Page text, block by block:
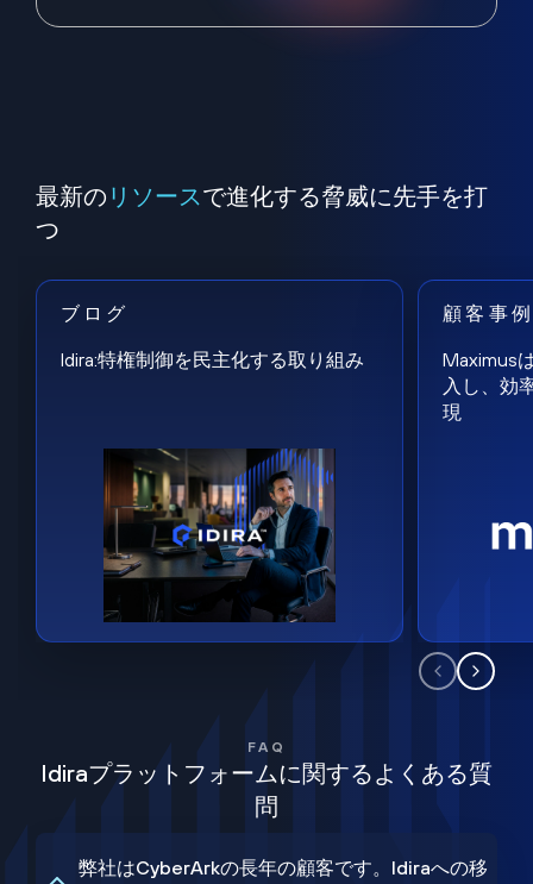
最新の リソースで進化する脅威に先手を打
つ
ブログ
Idira:特権制御を民主化する取り組み
顧客事
Maximus
入し、効
現
FAQ
Idiraプラットフォームに関するよくある質
問
弊社はCyberArkの長年の顧客です。Idiraへの移